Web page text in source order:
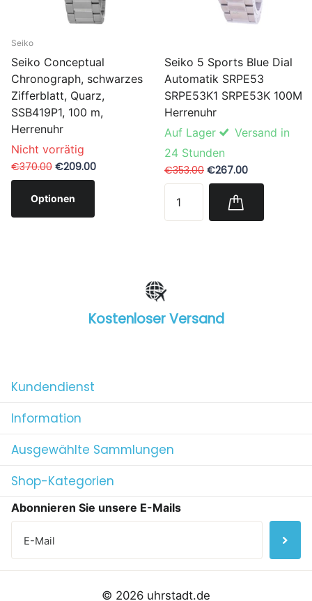
Seiko
Seiko Conceptual
Chronograph, schwarzes
Zifferblatt, Quarz,
SSB419P1, 100 m,
Herrenuhr
Nicht vorrätig
€370.00 €209.00
Optionen
Seiko 5 Sports Blue Dial
Automatik SRPE53
SRPE53K1 SRPE53K 100M
Herrenuhr
Auf Lager
Versand in
24 Stunden
€353.00 €267.00
Kostenloser Versand
Kundendienst
Information
Ausgewählte Sammlungen
Shop-Kategorien
Abonnieren Sie unsere E-Mails
© 2026 uhrstadt.de